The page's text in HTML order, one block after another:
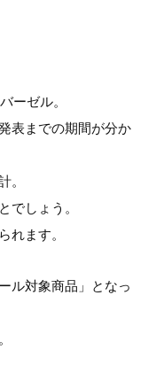
ーゼル。
表までの期間が分か
。
でしょう。
れます。
ル対象商品」となっ